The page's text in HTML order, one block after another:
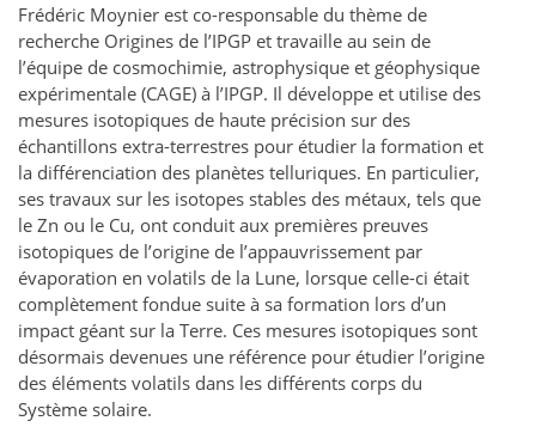
Frédéric Moynier est co-responsable du thème de
recherche Origines de l’IPGP et travaille au sein de
l’équipe de cosmochimie, astrophysique et géophysique
expérimentale (CAGE) à l’IPGP. Il développe et utilise des
mesures isotopiques de haute précision sur des
échantillons extra-terrestres pour étudier la formation et
la différenciation des planètes telluriques. En particulier,
ses travaux sur les isotopes stables des métaux, tels que
le Zn ou le Cu, ont conduit aux premières preuves
isotopiques de l’origine de l’appauvrissement par
évaporation en volatils de la Lune, lorsque celle-ci était
complètement fondue suite à sa formation lors d’un
impact géant sur la Terre. Ces mesures isotopiques sont
désormais devenues une référence pour étudier l’origine
des éléments volatils dans les différents corps du
Système solaire.